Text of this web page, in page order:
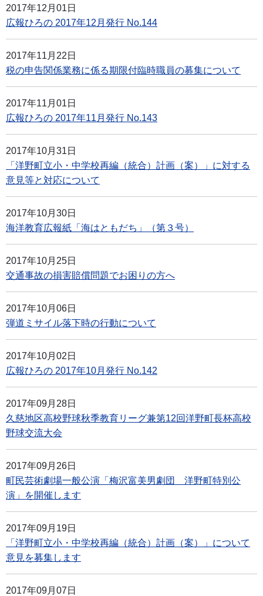
2017年12月01日
広報ひろの 2017年12月発行 No.144
2017年11月22日
税の申告関係業務に係る期限付臨時職員の募集について
2017年11月01日
広報ひろの 2017年11月発行 No.143
2017年10月31日
「洋野町立小・中学校再編（統合）計画（案）」に対する
意見等と対応について
2017年10月30日
海洋教育広報紙「海はともだち」（第３号）
2017年10月25日
交通事故の損害賠償問題でお困りの方へ
2017年10月06日
弾道ミサイル落下時の行動について
2017年10月02日
広報ひろの 2017年10月発行 No.142
2017年09月28日
久慈地区高校野球秋季教育リーグ兼第12回洋野町長杯高校
野球交流大会
2017年09月26日
町民芸術劇場一般公演「梅沢富美男劇団 洋野町特別公
演」を開催します
2017年09月19日
「洋野町立小・中学校再編（統合）計画（案）」について
意見を募集します
2017年09月07日